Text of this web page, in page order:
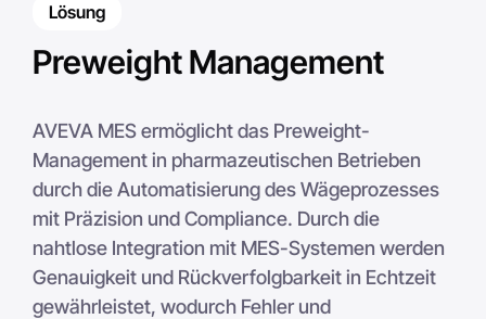
Lösung
Preweight Management
AVEVA MES ermöglicht das Preweight-
Management in pharmazeutischen Betrieben
durch die Automatisierung des Wägeprozesses
mit Präzision und Compliance. Durch die
nahtlose Integration mit MES-Systemen werden
Genauigkeit und Rückverfolgbarkeit in Echtzeit
gewährleistet, wodurch Fehler und